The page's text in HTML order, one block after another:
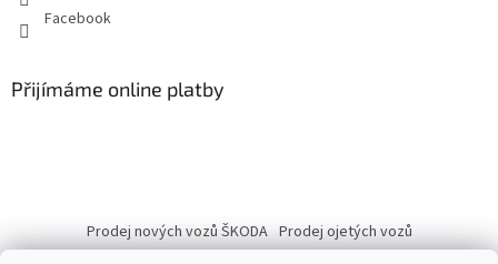
Facebook
Přijímáme online platby
Prodej nových vozů ŠKODA Prodej ojetých vozů